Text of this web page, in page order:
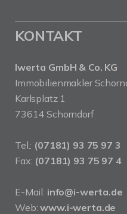
KONTAKT
Iwerta GmbH & Co. KG
Immobilienmakler
Karlsplatz 1
73614 Schorndorf
Tel.: (07181) 93 75 97 3
Fax: (07181) 93 75 97 4
E-Mail: info@i-werta.de
Web:www.i-werta.de